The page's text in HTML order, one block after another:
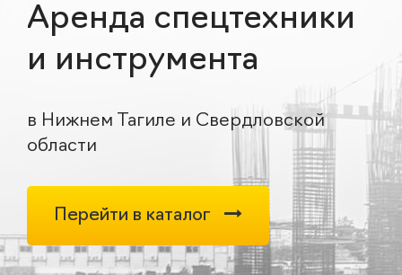
Аренда спецтехники
и инструмента
в Нижнем Тагиле и Свердловской
области
Перейти в каталог